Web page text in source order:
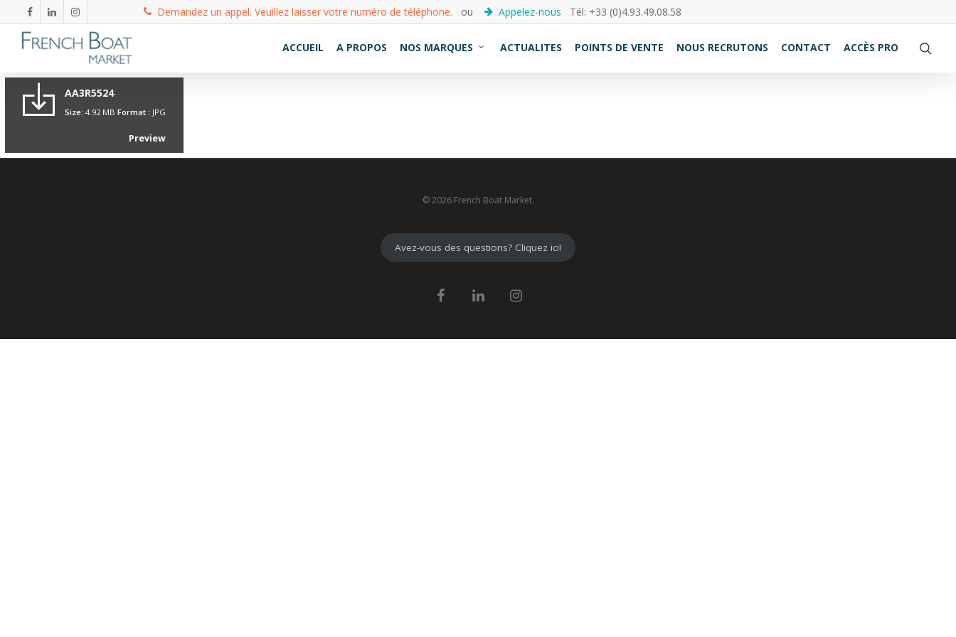
Demandez un appel. Veuillez laisser votre numéro de téléphone. ou Appelez-nous Tél: +33 (0)4.93.49.08.58
ACCUEIL A PROPOS NOS MARQUES ACTUALITES POINTS DE VENTE NOUS RECRUTONS CONTACT ACCÈS PRO
AA3R5524
Size: 4.92 MB Format : JPG
Preview
© 2026 French Boat Market.
Avez-vous des questions? Cliquez ici!